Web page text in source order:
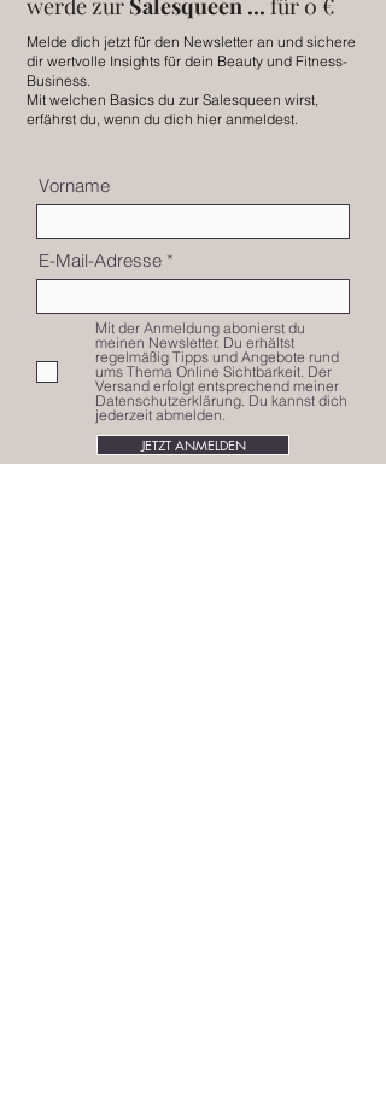
werde zur Salesqueen ... für 0 €
Melde dich jetzt für den Newsletter an und sichere
dir wertvolle Insights für dein Beauty und Fitness-
Business.
Mit welchen Basics du zur Salesqueen wirst,
erfährst du, wenn du dich hier anmeldest.
Vorname
E-Mail-Adresse
Mit der Anmeldung abonierst du
meinen Newsletter. Du erhältst
regelmäßig Tipps und Angebote rund
ums Thema Online Sichtbarkeit. Der
Versand erfolgt entsprechend meiner
Datenschutzerklärung. Du kannst dich
jederzeit abmelden.
JETZT ANMELDEN